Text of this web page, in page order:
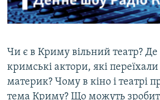
СВІДЧЕННЯ ОКУПАЦІЇ
ІНФОГРАФІКА
Русский
Qırımtatar
ДОЛУЧАЙСЯ!
Чи є в Криму вільний театр?
кримські актори, які переїхали
материк? Чому в кіно і театрі
тема Криму? Що можуть